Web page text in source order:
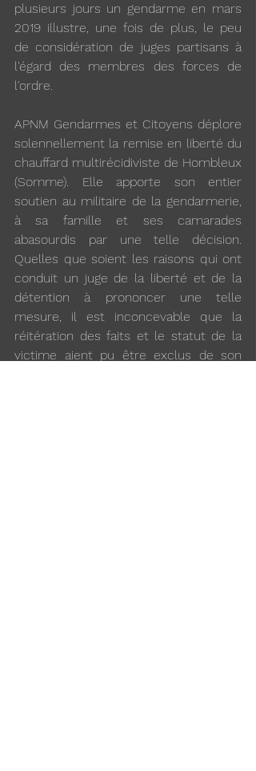
plusieurs jours un gendarme en mars
2019 illustre, une fois de plus, le peu
de considération de juges partisans à
l'égard des membres des forces de
l'ordre.
APNM Gendarmes et Citoyens déplore
solennellement la remise en liberté du
chauffard multirécidiviste de Hombleux
(Somme). Elle apporte son entier
soutien au militaire de la gendarmerie,
à sa famille et ses camarades
abasourdis par une telle décision.
Quelles que soient les raisons qui ont
conduit un juge de la liberté et de la
détention à prononcer une telle
mesure, il est inconcevable que la
réitération des faits et le statut de la
victime aient pu être exclus de son